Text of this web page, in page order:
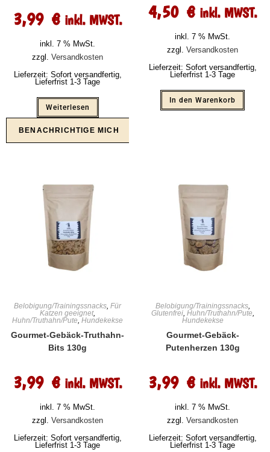
3,99 € inkl. MWST.
inkl. 7 % MwSt.
zzgl. Versandkosten
Lieferzeit: Sofort versandfertig,
Lieferfrist 1-3 Tage
Weiterlesen
4,50 € inkl. MWST.
inkl. 7 % MwSt.
zzgl. Versandkosten
Lieferzeit: Sofort versandfertig,
Lieferfrist 1-3 Tage
In den Warenkorb
Belobigung/Trainingssnacks, Für
Katzen geeignet,
Huhn/Truthahn/Pute, Hundekekse
Gourmet-Gebäck-Truthahn-
Bits 130g
3,99 € inkl. MWST.
inkl. 7 % MwSt.
zzgl. Versandkosten
Lieferzeit: Sofort versandfertig,
Lieferfrist 1-3 Tage
Belobigung/Trainingssnacks,
Glutenfrei, Huhn/Truthahn/Pute,
Hundekekse
Gourmet-Gebäck-
Putenherzen 130g
3,99 € inkl. MWST.
inkl. 7 % MwSt.
zzgl. Versandkosten
Lieferzeit: Sofort versandfertig,
Lieferfrist 1-3 Tage